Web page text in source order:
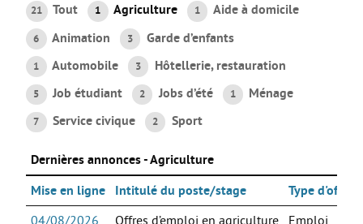
Agir au quotidien
Etre bénévole ou volontaire
Créer mon projet
Créer mon entreprise
EMPLOI
Préparer sa candidature
Chercher un job
Qui peut m’accompagner ?
21 Tout 1 Agriculture 1 Aide à domicile
6 Animation 3 Garde d’enfants
1 Automobile 3 Hôtellerie, restauration
5 Job étudiant 2 Jobs d’été 1 Ménage
7 Service civique 2 Sport
Dernières annonces - Agriculture
Mise en ligne Intitulé du poste/stage Type d'offre
04/08/2026 Offres d’emploi en agriculture Emploi